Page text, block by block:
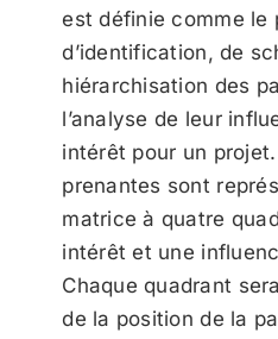
est définie comme le
d’identification, de
hiérarchisation des
l’analyse de leur
intérêt pour un
prenantes sont
matrice à quatre
intérêt et une
Chaque quadrant
de la position de la